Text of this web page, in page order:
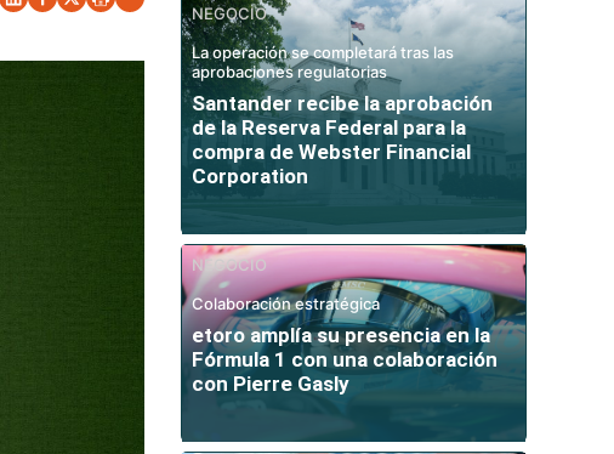
NEGOCIO
La operación se completará tras las
aprobaciones regulatorias
Santander recibe la aprobación
de la Reserva Federal para la
compra de Webster Financial
Corporation
NEGOCIO
Colaboración estratégica
etoro amplía su presencia en la
Fórmula 1 con una colaboración
con Pierre Gasly